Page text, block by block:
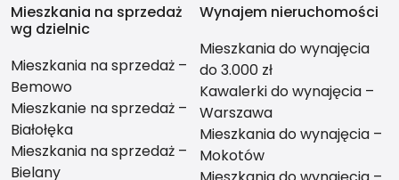
Mieszkania na sprzedaż
wg dzielnic
Mieszkania na sprzedaż –
Bemowo
Mieszkanie na sprzedaż –
Białołęka
Mieszkania na sprzedaż –
Bielany
Wynajem nieruchomości
Mieszkania do wynajęcia
do 3.000 zł
Kawalerki do wynajęcia –
Warszawa
Mieszkania do wynajęcia –
Mokotów